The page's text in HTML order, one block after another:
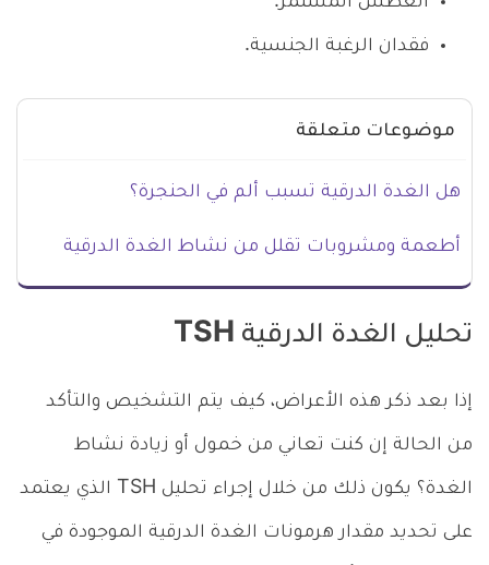
فقدان الرغبة الجنسية.
موضوعات متعلقة
هل الغدة الدرقية تسبب ألم في الحنجرة؟
أطعمة ومشروبات تقلل من نشاط الغدة الدرقية
تحليل الغدة الدرقية TSH
إذا بعد ذكر هذه الأعراض، كيف يتم التشخيص والتأكد
من الحالة إن كنت تعاني من خمول أو زيادة نشاط
الغدة؟ يكون ذلك من خلال إجراء تحليل TSH الذي يعتمد
على تحديد مقدار هرمونات الغدة الدرقية الموجودة في